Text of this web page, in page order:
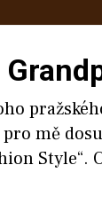
mě
Style“.